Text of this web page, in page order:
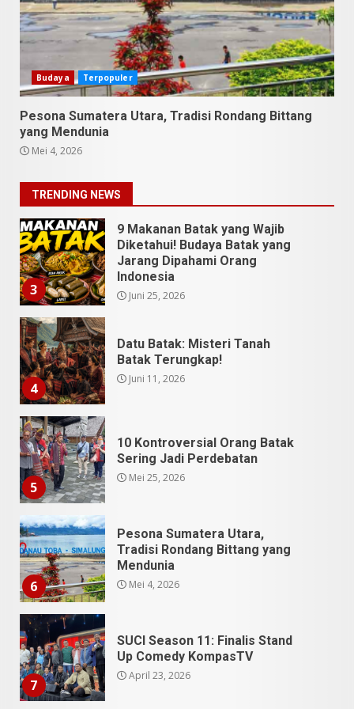
Budaya Terpopuler
Pesona Sumatera Utara, Tradisi Rondang Bittang
yang Mendunia
Mei 4, 2026
TRENDING NEWS
1
9 Tempat Istimewa Sumatera
Utara Bukan Cuma Medan dan
Danau Toba
Juli 31, 2026
2
Juli 13, 2026
3
9 Makanan Batak yang Wajib
Diketahui! Budaya Batak yang
Jarang Dipahami Orang
Indonesia
Juni 25, 2026
4
Datu Batak: Misteri Tanah
Batak Terungkap!
Juni 11, 2026
5
10 Kontroversial Orang Batak
Sering Jadi Perdebatan
Mei 25, 2026
6
Pesona Sumatera Utara,
Tradisi Rondang Bittang yang
Mendunia
Mei 4, 2026
7
SUCI Season 11: Finalis Stand
Up Comedy KompasTV
April 23, 2026